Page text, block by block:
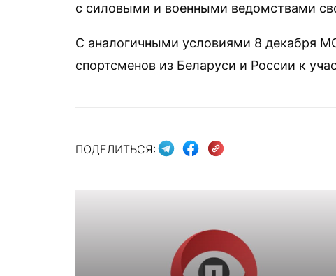
с силовыми и военными ведомствами
С аналогичными условиями 8 декабря
спортсменов из Беларуси и России к
ПОДЕЛИТЬСЯ: